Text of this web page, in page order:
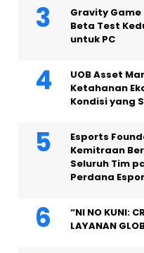
Gravity Game
Beta Test
untuk PC
UOB Asset
Ketahanan
Kondisi yang
Esports
Kemitraan
Seluruh Tim
Perdana
“NI NO KUNI:
LAYANAN